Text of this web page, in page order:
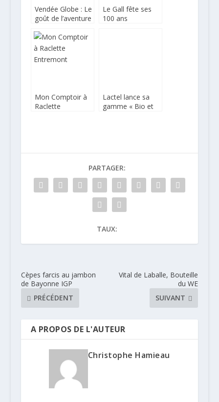
Vendée Globe : Le
goût de l’aventure
Le Gall fête ses
100 ans
Mon Comptoir à
Raclette
Lactel lance sa
gamme « Bio et
PARTAGER:
TAUX:
Cèpes farcis au jambon
de Bayonne IGP
PRÉCÉDENT
Vital de Laballe, Bouteille
du WE
SUIVANT
A PROPOS DE L'AUTEUR
Christophe Hamieau